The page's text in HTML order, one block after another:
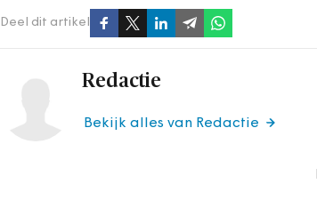
Deel dit artikel
Redactie
Bekijk alles van Redactie